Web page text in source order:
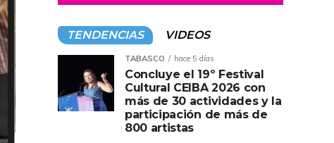
TENDENCIAS VIDEOS
TABASCO hace 5 días
Concluye el 19º Festival
Cultural CEIBA 2026 con
más de 30 actividades y la
participación de más de
800 artistas